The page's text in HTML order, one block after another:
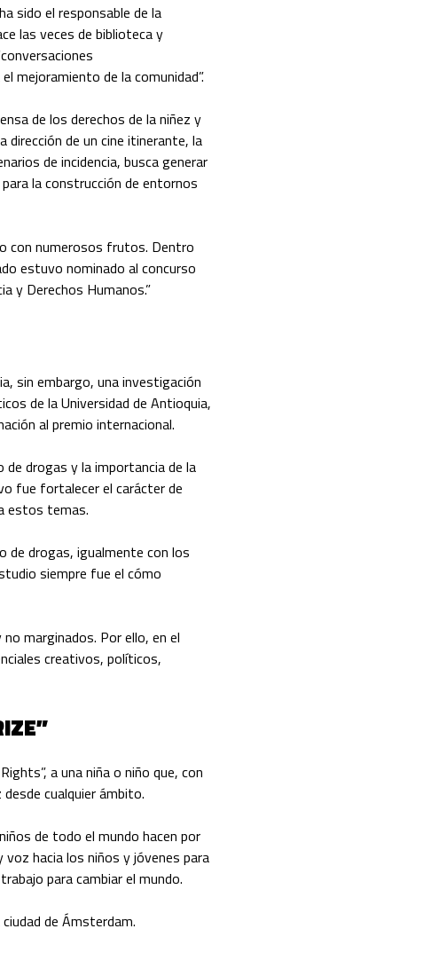
sido el responsable de la
las veces de biblioteca y
mejoramiento de la comunidad”.
de los derechos de la niñez y
de un cine itinerante, la
de incidencia, busca generar
la construcción de entornos
con numerosos frutos. Dentro
estuvo nominado al concurso
y Derechos Humanos.”
sin embargo, una investigación
de la Universidad de Antioquia,
al premio internacional.
de drogas y la importancia de la
fue fortalecer el carácter de
estos temas.
de drogas, igualmente con los
siempre fue el cómo
marginados. Por ello, en el
creativos, políticos,
a una niña o niño que, con
cualquier ámbito.
de todo el mundo hacen por
hacia los niños y jóvenes para
para cambiar el mundo.
de Ámsterdam.